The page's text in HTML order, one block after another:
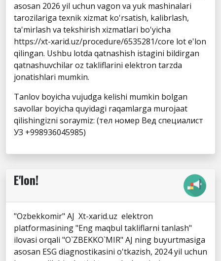
asosan 2026 yil uchun vagon va yuk mashinalari
tarozilariga texnik xizmat ko'rsatish, kalibrlash,
ta'mirlash va tekshirish xizmatlari bo'yicha
https://xt-xarid.uz/procedure/6535281/core lot e'lon
qilingan. Ushbu lotda qatnashish istagini bildirgan
qatnashuvchilar oz takliflarini elektron tarzda
jonatishlari mumkin.
Tanlov boyicha vujudga kelishi mumkin bolgan
savollar boyicha quyidagi raqamlarga murojaat
qilishingizni soraymiz: (тел номер Вед специалист
УЗ +998936045985)
E'lon!
"Ozbekkomir" AJ Xt-xarid.uz elektron
platformasining "Eng maqbul takliflarni tanlash"
ilovasi orqali "O`ZBEKKO`MIR" AJ ning buyurtmasiga
asosan ESG diagnostikasini o'tkazish, 2024 yil uchun